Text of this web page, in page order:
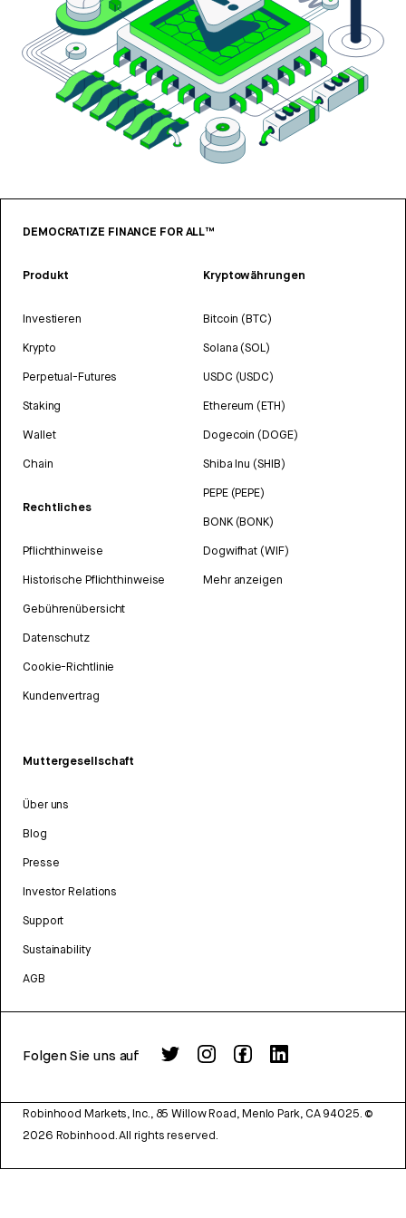
DEMOCRATIZE FINANCE FOR ALL™
Produkt
Investieren
Krypto
Perpetual-Futures
Staking
Wallet
Chain
Rechtliches
Pflichthinweise
Historische Pflichthinweise
Gebührenübersicht
Datenschutz
Cookie-Richtlinie
Kundenvertrag
Kryptowährungen
Bitcoin (BTC)
Solana (SOL)
USDC (USDC)
Ethereum (ETH)
Dogecoin (DOGE)
Shiba Inu (SHIB)
PEPE (PEPE)
BONK (BONK)
Dogwifhat (WIF)
Mehr anzeigen
Muttergesellschaft
Über uns
Blog
Presse
Investor Relations
Support
Sustainability
AGB
Folgen Sie uns auf
Robinhood Markets, Inc., 85 Willow Road, Menlo Park, CA 94025. ©
2026 Robinhood. All rights reserved.